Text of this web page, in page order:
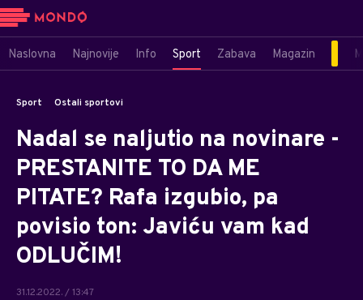
Naslovna Najnovije Info Sport Zabava Magazin
Sport Ostali sportovi
Nadal se naljutio na novinare -
PRESTANITE TO DA ME
PITATE? Rafa izgubio, pa
povisio ton: Javiću vam kad
ODLUČIM!
31.12.2022. / 13:47